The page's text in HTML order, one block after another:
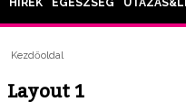
HÍREK EGÉSZSÉG
Kezdőoldal
Layout 1